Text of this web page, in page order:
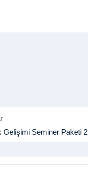
Gelişimi Seminer Paketi 2